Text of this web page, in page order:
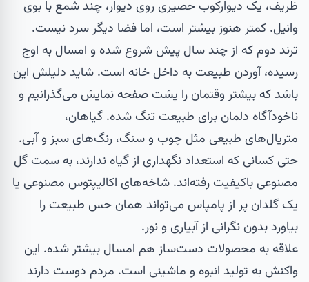
ظریف، یک دیوارکوب حصیری روی دیوار، چند شمع با بوی
وانیل. کمتر هنوز بیشتر است، اما فضا دیگر سرد نیست.
ترند دوم که از چند سال پیش شروع شده و امسال به اوج
رسیده، آوردن طبیعت به داخل خانه است. شاید دلیلش این
باشد که بیشتر وقتمان را پشت صفحه نمایش می‌گذرانیم و
ناخودآگاه دلمان برای طبیعت تنگ شده. گیاهان،
متریال‌های طبیعی مثل چوب و سنگ، رنگ‌های سبز و آبی.
حتی کسانی که استعداد نگهداری از گیاه ندارند، به سمت گل
مصنوعی باکیفیت رفته‌اند. شاخه‌های اکالیپتوس مصنوعی یا
یک گلدان پر از پامپاس می‌تواند همان حس طبیعت را
بیاورد بدون نگرانی از آبیاری و نور.
علاقه به محصولات دست‌ساز هم امسال بیشتر شده. این
واکنش به تولید انبوه و ماشینی است. مردم دوست دارند